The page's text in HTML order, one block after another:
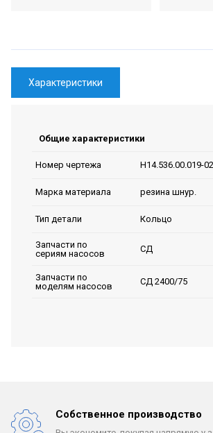
Характеристики
Общие характеристики
Номер чертежа Н14.536.00.019-02
Марка материала резина шнур.
Тип детали Кольцо
Запчасти по
сериям насосов
СД
Запчасти по
моделям насосов
СД 2400/75
Собственное производство